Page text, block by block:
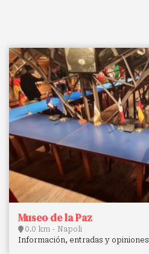
Museo de la Paz
0.0 km - Napoli
Información, entradas y opiniones